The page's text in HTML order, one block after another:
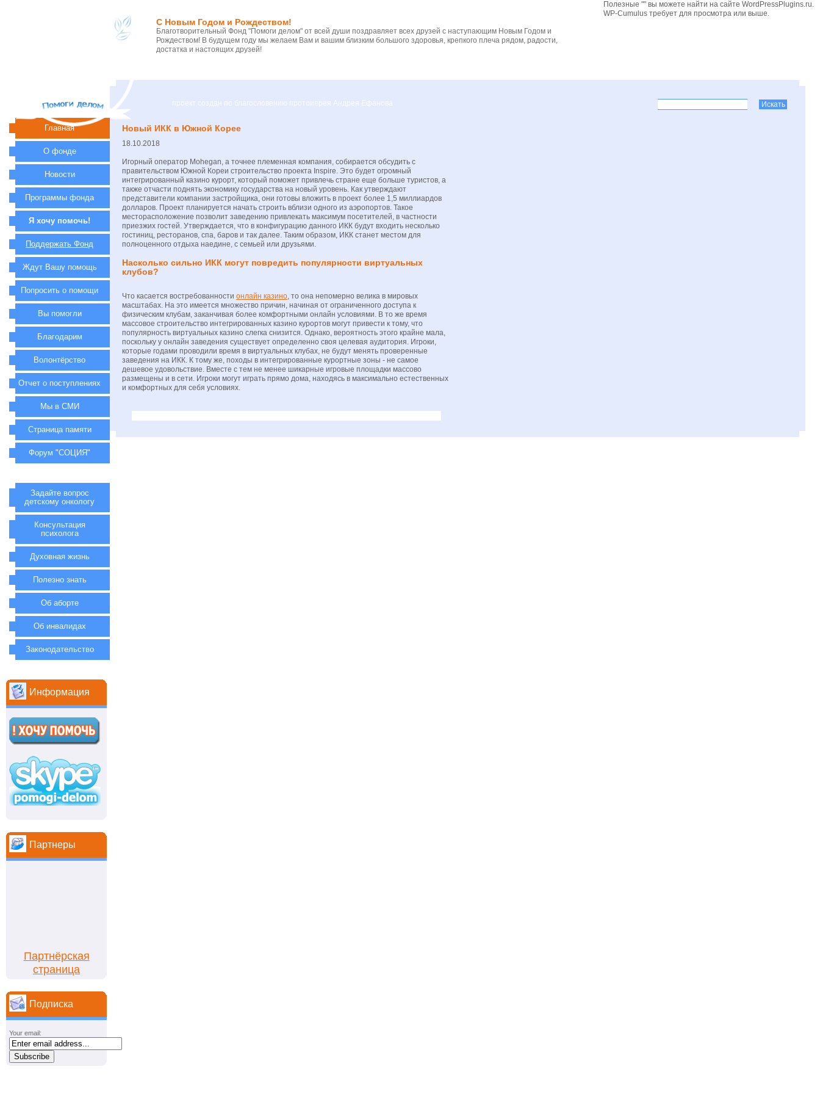
С Новым Годом и Рождеством!
Благотворительный Фонд "Помоги делом" от всей души поздравляет всех друзей с наступающим Новым Годом и
Рождеством! В будущем году мы желаем Вам и вашим близким большого здоровья, крепкого плеча рядом, радости,
достатка и настоящих друзей!
Полезные "" вы можете найти на сайте WordPressPlugins.ru.
WP-Cumulus требует для просмотра или выше.
проект создан по благословению протоиерея Андрея Ефанова
Новый ИКК в Южной Корее
18.10.2018
Игорный оператор Mohegan, а точнее племенная компания, собирается обсудить с
правительством Южной Кореи строительство проекта Inspire. Это будет огромный
интегрированный казино курорт, который поможет привлечь стране еще больше туристов, а
также отчасти поднять экономику государства на новый уровень. Как утверждают
представители компании застройщика, они готовы вложить в проект более 1,5 миллиардов
долларов. Проект планируется начать строить вблизи одного из аэропортов. Такое
месторасположение позволит заведению привлекать максимум посетителей, в частности
приезжих гостей. Утверждается, что в конфигурацию данного ИКК будут входить несколько
гостиниц, ресторанов, спа, баров и так далее. Таким образом, ИКК станет местом для
полноценного отдыха наедине, с семьей или друзьями.
Насколько сильно ИКК могут повредить популярности виртуальных
клубов?
Что касается востребованности онлайн казино, то она непомерно велика в мировых
масштабах. На это имеется множество причин, начиная от ограниченного доступа к
физическим клубам, заканчивая более комфортными онлайн условиями. В то же время
массовое строительство интегрированных казино курортов могут привести к тому, что
популярность виртуальных казино слегка снизится. Однако, вероятность этого крайне мала,
поскольку у онлайн заведения существует определенно своя целевая аудитория. Игроки,
которые годами проводили время в виртуальных клубах, не будут менять проверенные
заведения на ИКК. К тому же, походы в интегрированные курортные зоны - не самое
дешевое удовольствие. Вместе с тем не менее шикарные игровые площадки массово
размещены и в сети. Игроки могут играть прямо дома, находясь в максимально естественных
и комфортных для себя условиях.
Главная
О фонде
Новости
Программы фонда
Я хочу помочь!
Поддержать Фонд
Ждут Вашу помощь
Попросить о помощи
Вы помогли
Благодарим
Волонтёрство
Отчет о поступлениях
Мы в СМИ
Страница памяти
Форум "СОЦИЯ"
Задайте вопрос
детскому онкологу
Консультация
психолога
Духовная жизнь
Полезно знать
Об аборте
Об инвалидах
Законодательство
Информация
Партнеры
Партнёрская
страница
Подписка
Your email: